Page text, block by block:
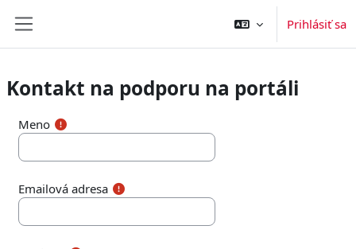
Prihlásiť sa
Kontakt na podporu na portáli
Meno
Emailová adresa